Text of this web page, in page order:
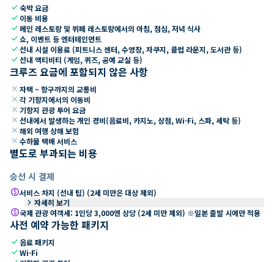
check숙박 요금
check 이동 비용
check 메인 레스토랑 및 뷔페 레스토랑에서의 아침, 점심, 저녁 식사
check쇼, 이벤트 등 엔터테인먼트
check선내 시설 이용료 (피트니스 센터, 수영장, 자쿠지, 클럽 라운지, 도서관 등)
check선내 액티비티 (게임, 퀴즈, 공예 교실 등)
크루즈 요금에 포함되지 않은 사항
close 자택 ~ 항구까지의 교통비
close 각 기항지에서의 이동비
close 기항지 관광 투어 요금
close 선내에서 발생하는 개인 경비(음료비, 카지노, 상점, Wi-Fi, 스파, 세탁 등)
close 해외 여행 상해 보험
close 수하물 택배 서비스
별도로 부과되는 비용
승선 시 결제
paid서비스 차지 (선내 팁) (2세 미만은 대상 제외)
keyboard_arrow_right 자세히 보기
paid국제 관광 여객세: 1인당 3,000엔 상당 (2세 미만 제외) ※일본 출발 시에만 적용
사전 예약 가능한 패키지
check 음료 패키지
checkWi-Fi